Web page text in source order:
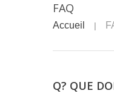
FAQ
Accueil
Q? QUE